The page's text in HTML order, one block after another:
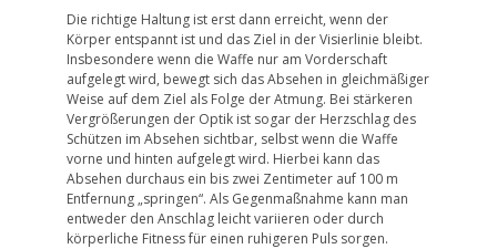
Die richtige Haltung ist erst dann erreicht, wenn der
Körper entspannt ist und das Ziel in der Visierlinie bleibt.
Insbesondere wenn die Waffe nur am Vorderschaft
aufgelegt wird, bewegt sich das Absehen in gleichmäßiger
Weise auf dem Ziel als Folge der Atmung. Bei stärkeren
Vergrößerungen der Optik ist sogar der Herzschlag des
Schützen im Absehen sichtbar, selbst wenn die Waffe
vorne und hinten aufgelegt wird. Hierbei kann das
Absehen durchaus ein bis zwei Zentimeter auf 100 m
Entfernung „springen“. Als Gegenmaßnahme kann man
entweder den Anschlag leicht variieren oder durch
körperliche Fitness für einen ruhigeren Puls sorgen.